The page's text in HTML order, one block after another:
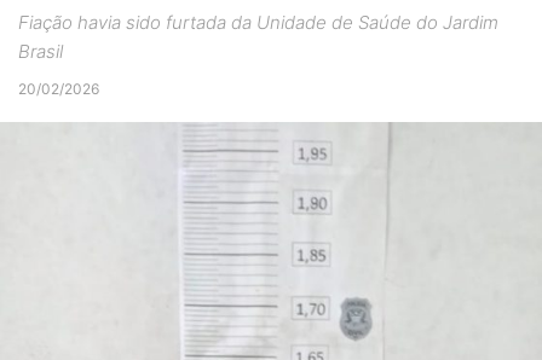
Fiação havia sido furtada da Unidade de Saúde do Jardim
Brasil
20/02/2026